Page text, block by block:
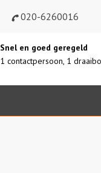
020-6260016
Snel en goed geregeld
1 contactpersoon, 1